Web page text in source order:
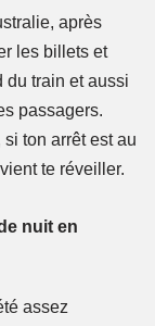
après
les billets et
du train et aussi
passagers.
ton arrêt est au
te réveiller.
nuit en
assez